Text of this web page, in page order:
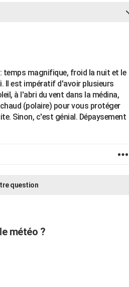
temps magnifique, froid la nuit et le
Il est impératif d'avoir plusieurs
à l'abri du vent dans la médina,
(polaire) pour vous protéger
Sinon, c'est génial. Dépaysement
question
météo ?